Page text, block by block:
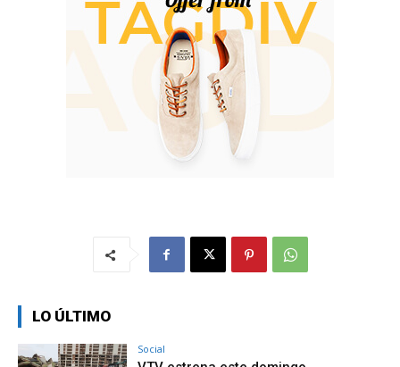
LO ÚLTIMO
Social